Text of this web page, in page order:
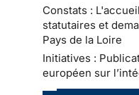
Constats :
statutaires et
Pays de la Loire
Initiatives :
européen sur